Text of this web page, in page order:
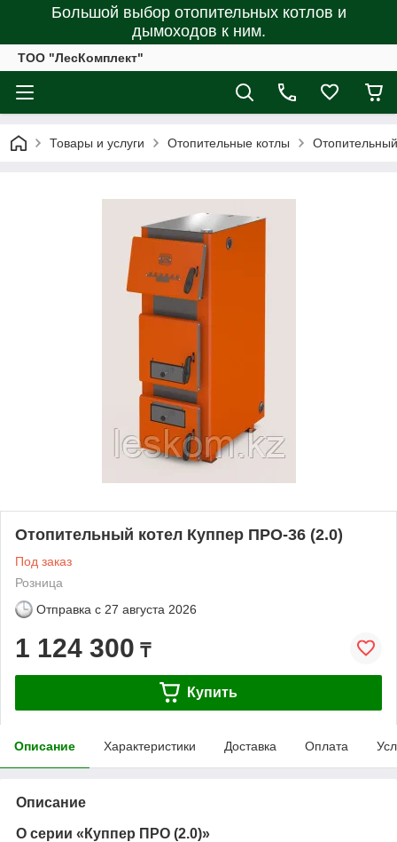
Большой выбор отопительных котлов и
дымоходов к ним.
ТОО "ЛесКомплект"
Товары и услуги Отопительные котлы
Отопительный котел Куппер ПРО-36 (2.0)
Под заказ
Розница
Отправка с 27 августа 2026
1 124 300 ₸
Купить
Описание Характеристики Доставка Оплата
Описание
О серии «Куппер ПРО (2.0)»